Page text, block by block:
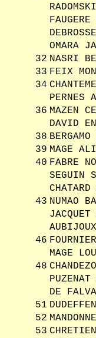
OMARA
32 NASRI
33 FEIX
34
PERNES
36 MAZEN
DAVID
38
39 MAGE
40 FABRE
SEGUIN
CHATARD
43 NUMAO
46
MAGE
48
PUZENAT
DE
51
52
53